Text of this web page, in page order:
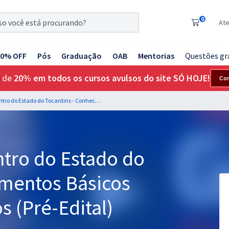
0
OFF Pós Graduação OAB Mentorias Questões
de 20% em todos os cursos avulsos do site SÓ HOJE!
HEMOTO - Hemocentro do Estado do Tocantins - Conhecimentos Básicos para Todos os Cargos (Pré-Edital)
do Estado do
Básicos
(Pré-Edital)